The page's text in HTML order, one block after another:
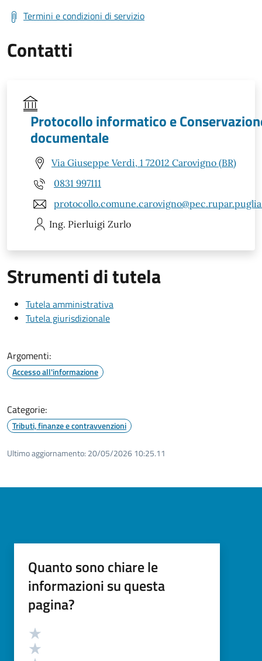
Termini e condizioni di servizio
Contatti
Protocollo informatico e
documentale
Via Giuseppe Verdi, 1 72012 Carovigno (BR)
0831 997111
Ing. Pierluigi Zurlo
Strumenti di tutela
Tutela amministrativa
Tutela giurisdizionale
Argomenti:
Accesso all'informazione
Categorie:
Tributi, finanze e contravvenzioni
Ultimo aggiornamento: 20/05/2026 10:25.11
Quanto sono chiare le
informazioni su questa
pagina?
Valutazione